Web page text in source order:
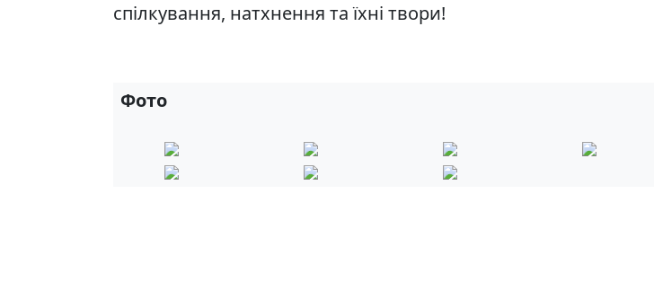
спілкування, натхнення та їхні твори!
Фото